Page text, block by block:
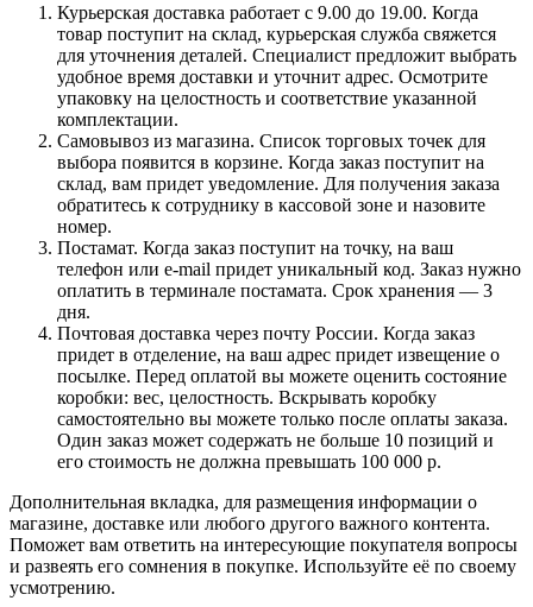
Курьерская доставка работает с 9.00 до 19.00. Когда
товар поступит на склад, курьерская служба свяжется
для уточнения деталей. Специалист предложит выбрать
удобное время доставки и уточнит адрес. Осмотрите
упаковку на целостность и соответствие указанной
комплектации.
Самовывоз из магазина. Список торговых точек для
выбора появится в корзине. Когда заказ поступит на
склад, вам придет уведомление. Для получения заказа
обратитесь к сотруднику в кассовой зоне и назовите
номер.
Постамат. Когда заказ поступит на точку, на ваш
телефон или e-mail придет уникальный код. Заказ нужно
оплатить в терминале постамата. Срок хранения — 3
дня.
Почтовая доставка через почту России. Когда заказ
придет в отделение, на ваш адрес придет извещение о
посылке. Перед оплатой вы можете оценить состояние
коробки: вес, целостность. Вскрывать коробку
самостоятельно вы можете только после оплаты заказа.
Один заказ может содержать не больше 10 позиций и
его стоимость не должна превышать 100 000 р.
Дополнительная вкладка, для размещения информации о
магазине, доставке или любого другого важного контента.
Поможет вам ответить на интересующие покупателя вопросы
и развеять его сомнения в покупке. Используйте её по своему
усмотрению.